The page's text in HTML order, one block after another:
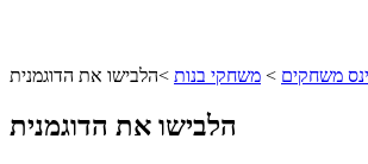
משחקים > משחקי בנות >הלבישו את הדוגמנית
הלבישו את הדוגמנית